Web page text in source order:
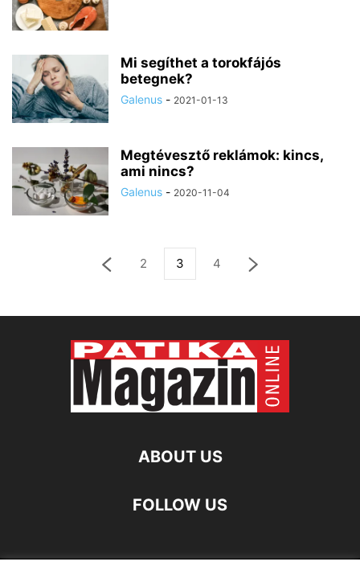
Mi segíthet a torokfájós
betegnek?
Galenus - 2021-01-13
Megtévesztő reklámok: kincs,
ami nincs?
Galenus - 2020-11-04
2 3 4
ABOUT US
FOLLOW US